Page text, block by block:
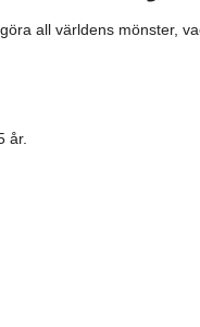
all världens mönster,
år.